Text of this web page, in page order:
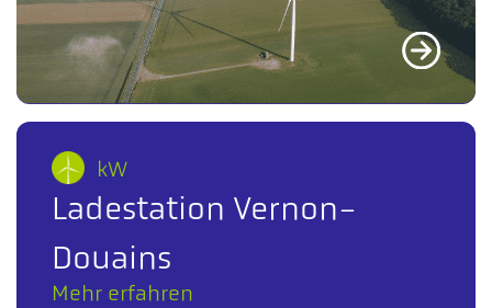
kW
Ladestation Vernon-
Douains
Mehr erfahren